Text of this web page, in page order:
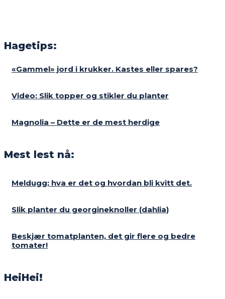
Hagetips:
«Gammel» jord i krukker. Kastes eller spares?
Video: Slik topper og stikler du planter
Magnolia – Dette er de mest herdige
Mest lest nå:
Meldugg; hva er det og hvordan bli kvitt det.
Slik planter du georgineknoller (dahlia)
Beskjær tomatplanten, det gir flere og bedre
tomater!
HeiHei!